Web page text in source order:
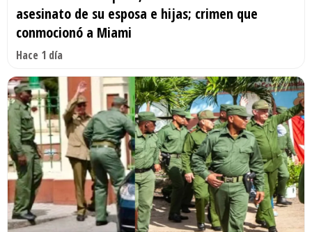
asesinato de su esposa e hijas; crimen que
conmocionó a Miami
Hace 1 día